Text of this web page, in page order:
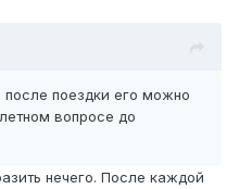
после поездки его можно
вопросе до
нечего. После каждой